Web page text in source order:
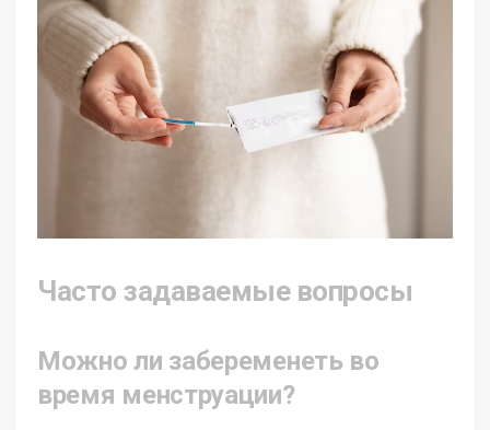
Часто задаваемые вопросы
Можно ли забеременеть во
время менструации?